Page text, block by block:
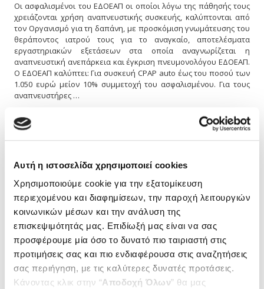
Αυτή η ιστοσελίδα χρησιμοποιεί cookies
Χρησιμοποιούμε cookie για την εξατομίκευση
περιεχομένου και διαφημίσεων, την παροχή λειτουργιών
κοινωνικών μέσων και την ανάλυση της
επισκεψιμότητάς μας. Επιδίωξή μας είναι να σας
προσφέρουμε μία όσο το δυνατό πιο ταιριαστή στις
προτιμήσεις σας και πιο ενδιαφέρουσα στις αναζητήσεις
σας περιήγηση, με τις καλύτερες δυνατές προτάσεις.
Κάνοντας κλικ στην “Αποδοχή Όλων” θα μας
Οι ασφαλισμένοι του ΕΔΟΕΑΠ οι οποίοι λόγω της πάθησής τους
χρειάζονται χρήση αναπνευστικής συσκευής, καλύπτονται από
τον Οργανισμό για τη δαπάνη, με προσκόμιση γνωμάτευσης του
θεράποντος ιατρού τους για το αναγκαίο, αποτελέσματα
εργαστηριακών εξετάσεων στα οποία αναγνωρίζεται η
αναπνευστική ανεπάρκεια και έγκριση πνευμονολόγου ΕΔΟΕΑΠ.
Ο ΕΔΟΕΑΠ καλύπτει: Για συσκευή CPAP auto έως του ποσού των
1.050 ευρώ μείον 10% συμμετοχή του ασφαλισμένου. Για τους
αναπνευστήρες …
Περισσότερα
Λογοθεραπεία
O Οργανισμός αποζημιώνει τον ασφαλισμένο με 14,00€ ανά
συνεδρία. Ηλικία έναρξης λογοθεραπευτικής παρέμβασης με τη
συμπλήρωση του 3ου χρόνου της ζωής. Οι κατηγορίες είναι οι: Α.
Κατηγορία (δυσκολία εκφοράς λόγου): Για 3 μήνες με 3 συνεδρίες
εβδομαδιαίως ή για 6 μήνες με 2 συνεδρίες εβδομαδιαίως με
βεβαίωση λογοθεραπευτή. Β. Κατηγορία (καθυστέρηση λόγου,
τραύλισμα): Από 6 έως και 12 μήνες με 2 έως 3 συνεδρίες
εβδομαδιαίως με βεβαίωση ομάδας ειδικών ιατρών. Γ. …